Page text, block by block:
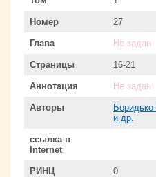
Номер 27
Глава Не задан
Страницы 16-21
Аннотация Не задан
Авторы
Боридько
и др.
ссылка в
Internet
РИНЦ 0